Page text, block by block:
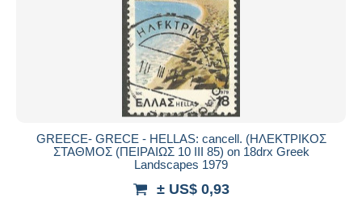
GREECE- GRECE - HELLAS: cancell. (ΗΛΕΚΤΡΙΚΟΣ
ΣΤΑΘΜΟΣ (ΠΕΙΡΑΙΩΣ 10 ΙΙΙ 85) on 18drx Greek
Landscapes 1979
± US$ 0,93